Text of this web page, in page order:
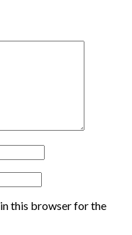
this browser for the